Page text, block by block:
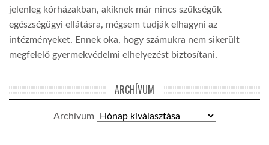
jelenleg kórházakban, akiknek már nincs szükségük
egészségügyi ellátásra, mégsem tudják elhagyni az
intézményeket. Ennek oka, hogy számukra nem sikerült
megfelelő gyermekvédelmi elhelyezést biztosítani.
ARCHÍVUM
Archívum